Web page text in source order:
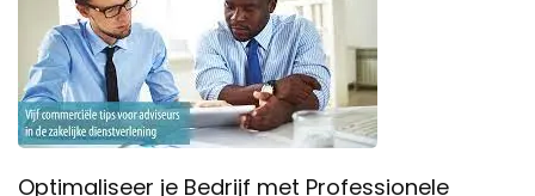
Optimaliseer je Bedrijf met Professionele